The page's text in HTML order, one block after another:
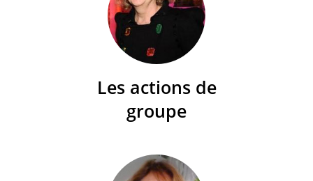
Les actions de
groupe